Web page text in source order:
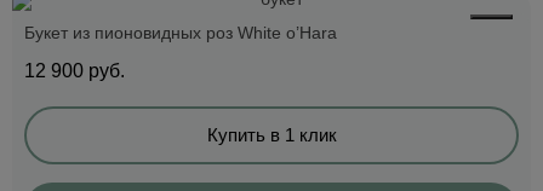
Букет из пионовидных роз White o’Hara
12 900 руб.
Купить в 1 клик